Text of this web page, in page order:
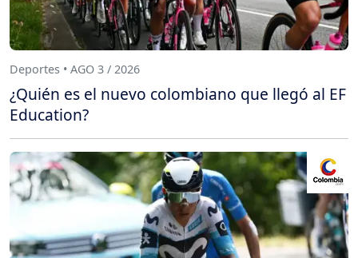
Deportes • AGO 3 / 2026
¿Quién es el nuevo colombiano que llegó al EF
Education?